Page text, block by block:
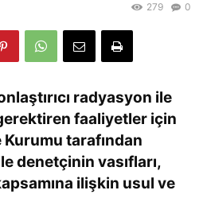
0
279
radyasyon ile
faaliyetler için
tarafından
denetçinin vasıfları,
ilişkin usul ve